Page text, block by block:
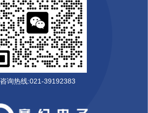
咨询热线:021-39192383